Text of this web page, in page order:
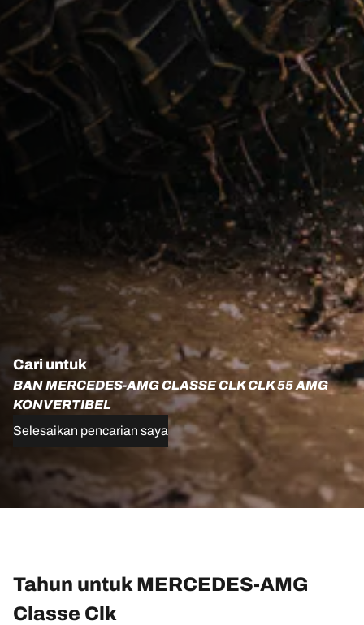
Cari untuk
BAN MERCEDES-AMG CLASSE CLK CLK 55 AMG
KONVERTIBEL
Selesaikan pencarian saya
Tahun untuk MERCEDES-AMG
Classe Clk